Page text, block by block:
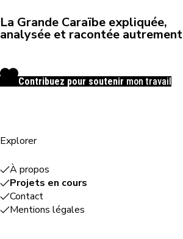
La Grande Caraïbe expliquée,
analysée et racontée autrement
Contribuez pour soutenir mon travail
Explorer
À propos
Projets en cours
Contact
Mentions légales